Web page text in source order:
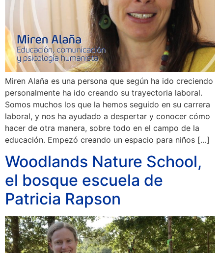
Miren Alaña es una persona que según ha ido creciendo
personalmente ha ido creando su trayectoria laboral.
Somos muchos los que la hemos seguido en su carrera
laboral, y nos ha ayudado a despertar y conocer cómo
hacer de otra manera, sobre todo en el campo de la
educación. Empezó creando un espacio para niños […]
Woodlands Nature School,
el bosque escuela de
Patricia Rapson